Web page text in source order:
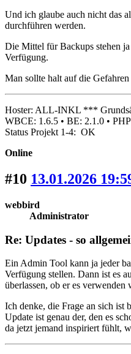
Und ich glaube auch nicht das
durchführen werden.
Die Mittel für Backups stehen
Verfügung.
Man sollte halt auf die
Hoster: ALL-INKL ***
WBCE: 1.6.5 • BE: 2.1.0 •
Status Projekt 1-4: OK
Online
#10 13.01.2026
webbird
Administrator
Re: Updates - so
Ein Admin Tool kann ja jeder
Verfügung stellen. Dann ist es
überlassen, ob er es
Ich denke, die Frage an sich ist
Update ist genau der, den es
da jetzt jemand inspiriert fühlt,